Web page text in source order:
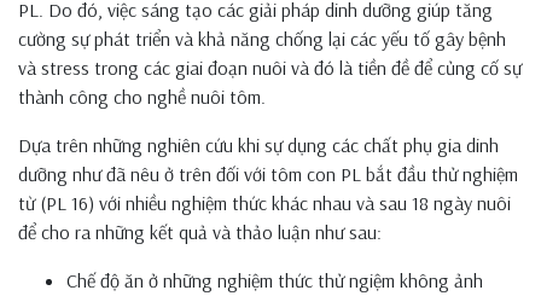
PL. Do đó, việc sáng tạo các giải pháp dinh dưỡng giúp tăng
cường sự phát triển và khả năng chống lại các yếu tố gây bệnh
và stress trong các giai đoạn nuôi và đó là tiền đề để củng cố sự
thành công cho nghề nuôi tôm.
Dựa trên những nghiên cứu khi sự dụng các chất phụ gia dinh
dưỡng như đã nêu ở trên đối với tôm con PL bắt đầu thử nghiệm
từ (PL 16) với nhiều nghiệm thức khác nhau và sau 18 ngày nuôi
để cho ra những kết quả và thảo luận như sau:
Chế độ ăn ở những nghiệm thức thử ngiệm không ảnh